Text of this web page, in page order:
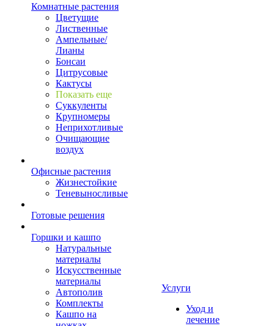
Комнатные растения
Цветущие
Лиственные
Ампельные/
Лианы
Бонсаи
Цитрусовые
Кактусы
Показать еще
Суккуленты
Крупномеры
Неприхотливые
Очищающие
воздух
Офисные растения
Жизнестойкие
Теневыносливые
Готовые решения
Горшки и кашпо
Натуральные
материалы
Искусственные
материалы
Автополив
Комплекты
Кашпо на
Услуги
Уход и
лечение